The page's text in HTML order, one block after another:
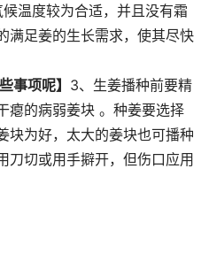
温度较为合适，并且没有霜
满足姜的生长需求，使其尽快
事项呢】 3、生姜播种前要精
瘪的病弱姜块 。种姜要选择
为好，太大的姜块也可播种
刀切或用手擗开，但伤口应用